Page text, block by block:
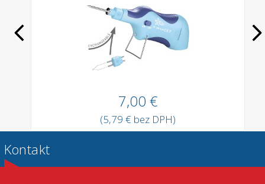
7,00 €
(5,79 € bez DPH)
Kontakt